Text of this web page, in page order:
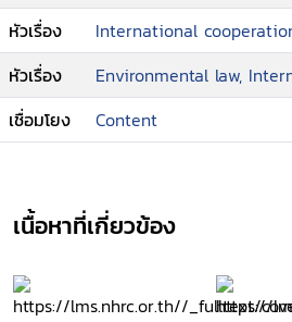
หัวเรื่อง
International
หัวเรื่อง
Environmental law,
เชื่อมโยง
Content
เนื้อหาที่เกี่ยวข้อง